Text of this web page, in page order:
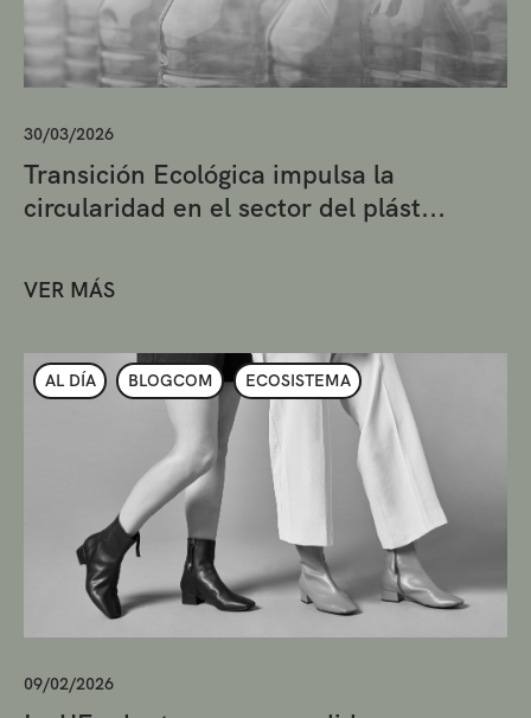
30/03/2026
Transición Ecológica impulsa la
circularidad en el sector del plást...
VER MÁS
AL DÍA BLOGCOM ECOSISTEMA
09/02/2026